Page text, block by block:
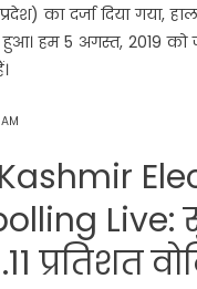
का दर्जा दिया गया,
हम 5 अगस्त, 2019
Live:
प्रतिशत